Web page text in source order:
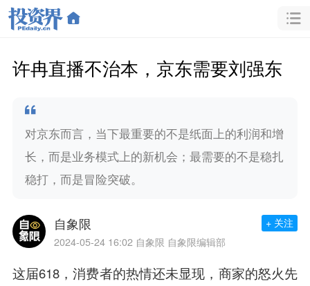
许冉直播不治本，京东需要刘强东
对京东而言，当下最重要的不是纸面上的利润和增
长，而是业务模式上的新机会；最需要的不是稳扎
稳打，而是冒险突破。
自象限
2024-05-24 16:02 自象限 自象限编辑部
+ 关注
这届618，消费者的热情还未显现，商家的怒火先